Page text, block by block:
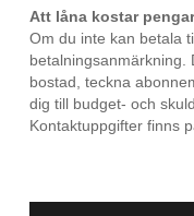
Att låna kostar
Om du inte kan betala
betalningsanmärkning.
bostad, teckna
dig till budget- och
Kontaktuppgifter finns